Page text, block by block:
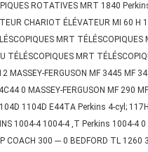
ROTATIVES MRT 1840
CHARIOT ÉLÉVATEUR MI 60
MRT
MRT
FERGUSON MF 3445 MF
0 MASSEY-FERGUSON MF 290
1104D E44TA Perkins 4-cyl;
1004-4 1004-4 ,T Perkins 1004-4 0
COACH 300 --- 0 BEDFORD TL